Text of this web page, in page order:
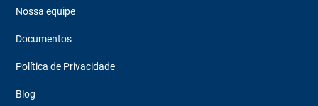
Nossa equipe
Documentos
Política de Privacidade
Blog